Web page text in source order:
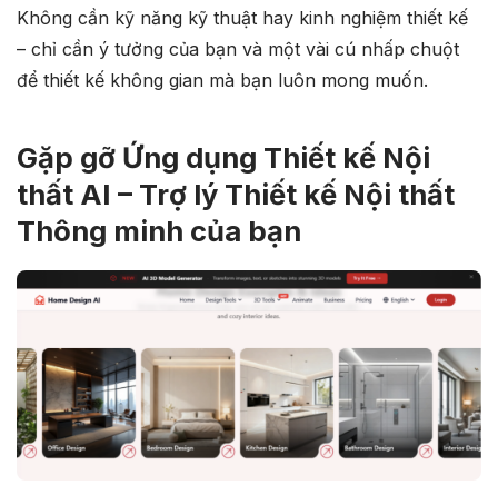
Không cần kỹ năng kỹ thuật hay kinh nghiệm thiết kế
– chỉ cần ý tưởng của bạn và một vài cú nhấp chuột
để thiết kế không gian mà bạn luôn mong muốn.
Gặp gỡ Ứng dụng Thiết kế Nội
thất AI – Trợ lý Thiết kế Nội thất
Thông minh của bạn